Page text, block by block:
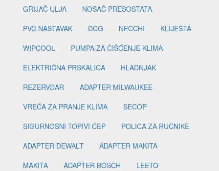
GRIJAČ ULJA
NOSAČ PRESOSTATA
PVC NASTAVAK
DCG NECCHI
KLIJEŠTA
WIPCOOL
PUMPA ZA ČIŠĆENJE KLIMA
ELEKTRIČNA PRSKALICA
HLADNJAK
REZERVOAR
ADAPTER MILWAUKEE
VREĆA ZA PRANJE KLIMA
SECOP
SIGURNOSNI TOPIVI ČEP
POLICA ZA RUČNIKE
ADAPTER DEWALT
ADAPTER MAKITA
MAKITA
ADAPTER BOSCH
LEETO